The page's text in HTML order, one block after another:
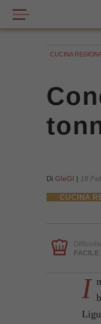
CUCINA
Di GIeGI | 18
CUCINA
FACILE
I